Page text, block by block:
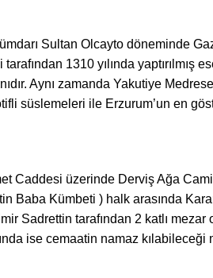
Sultan Olcayto döneminde
1310 yılında yaptırılmış
Aynı zamanda Yakutiye
süslemeleri ile Erzurum’un en
Caddesi üzerinde Derviş Ağa
Baba Kümbeti ) halk arasında
Sadrettin tarafından 2 katlı
ise cemaatin namaz kılabileceği